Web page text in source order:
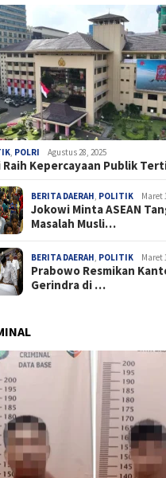
POLRI Agustus 28, 2025
Raih Kepercayaan Publik
BERITA DAERAH POLITIK Maret
Jokowi Minta ASEAN
Masalah Musli…
BERITA DAERAH POLITIK Maret
Prabowo Resmikan
Gerindra di …